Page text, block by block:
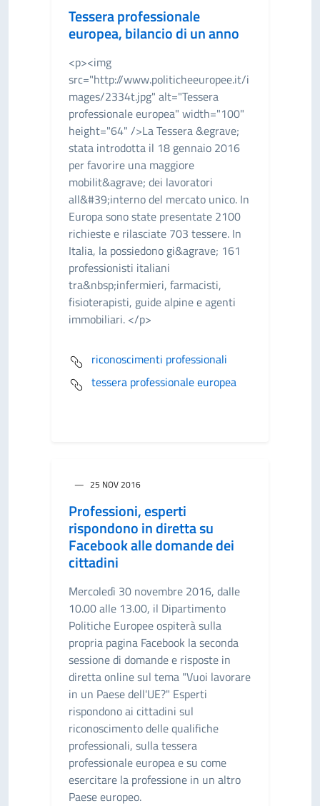
Tessera professionale
europea, bilancio di un anno
<p><img
src="http://www.politicheeuropee.it/i
mages/2334t.jpg" alt="Tessera
professionale europea" width="100"
height="64" />La Tessera &egrave;
stata introdotta il 18 gennaio 2016
per favorire una maggiore
mobilit&agrave; dei lavoratori
all&#39;interno del mercato unico. In
Europa sono state presentate 2100
richieste e rilasciate 703 tessere. In
Italia, la possiedono gi&agrave; 161
professionisti italiani
tra&nbsp;infermieri, farmacisti,
fisioterapisti, guide alpine e agenti
immobiliari. </p>
riconoscimenti professionali
tessera professionale europea
25 NOV 2016
Professioni, esperti
rispondono in diretta su
Facebook alle domande dei
cittadini
Mercoledì 30 novembre 2016, dalle
10.00 alle 13.00, il Dipartimento
Politiche Europee ospiterà sulla
propria pagina Facebook la seconda
sessione di domande e risposte in
diretta online sul tema "Vuoi lavorare
in un Paese dell'UE?" Esperti
rispondono ai cittadini sul
riconoscimento delle qualifiche
professionali, sulla tessera
professionale europea e su come
esercitare la professione in un altro
Paese europeo.